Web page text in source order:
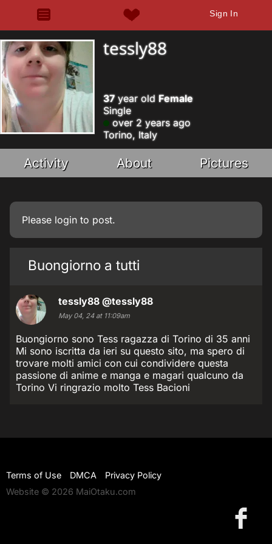
Sign In
tessly88
37year old Female
Single
over 2 years ago
Torino, Italy
Activity About Pictures
Please login to post.
Buongiorno a tutti
tessly88 @tessly88
May 04, 24 at 11:09am
Buongiorno sono Tess ragazza di Torino di 35 anni
Mi sono iscritta da ieri su questo sito, ma spero di
trovare molti amici con cui condividere questa
passione di anime e manga e magari qualcuno da
Torino Vi ringrazio molto Tess Bacioni
Terms of Use DMCA
Privacy Policy
Website © 2026 MaiOtaku.com